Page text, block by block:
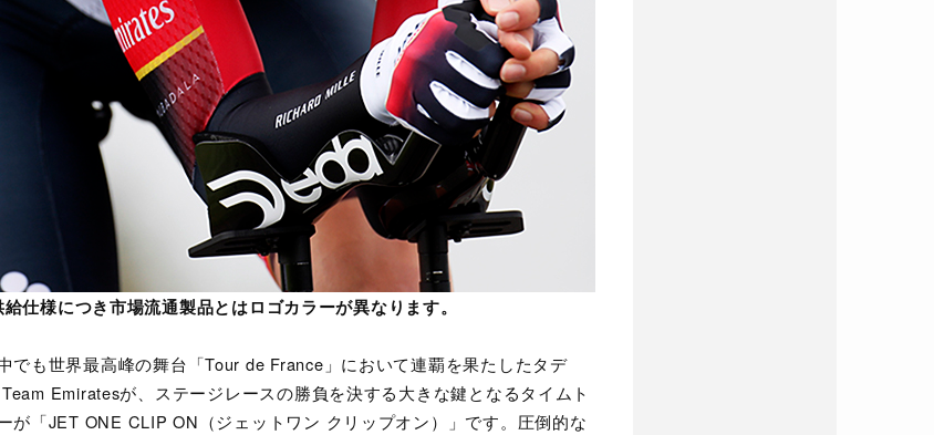
仕様につき市場流通製品とはロゴカラーが異なります。
でも世界最高峰の舞台「Tour de France」において連覇を果たしたタデ
Emiratesが、ステージレースの勝負を決する大きな鍵となるタイムト
が「JET ONE CLIP ON（ジェットワン クリップオン）」です。圧倒的な